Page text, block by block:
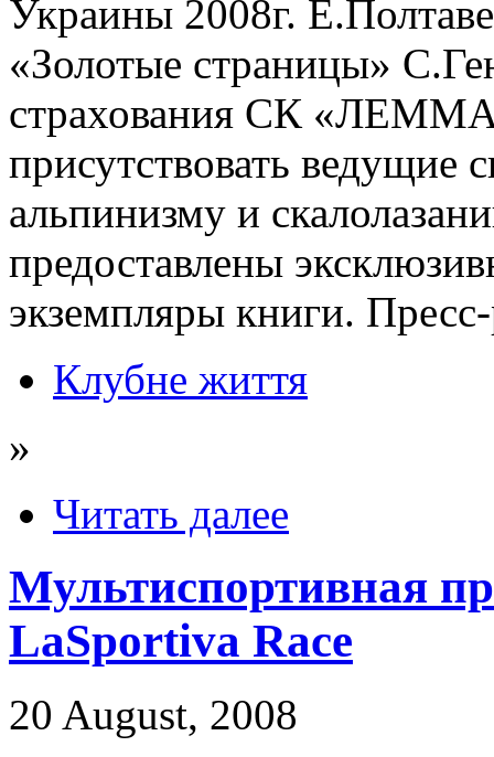
Украины 2008г.
«Золотые страницы»
страхования СК
присутствовать ведущие
альпинизму и
предоставлены
экземпляры книги.
Клубне життя
»
Читать далее
Мультиспортивная
LaSportiva Race
20 August, 2008